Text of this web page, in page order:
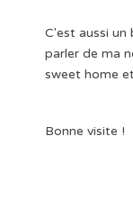
C'est aussi un
parler de ma
sweet home
Bonne visite !